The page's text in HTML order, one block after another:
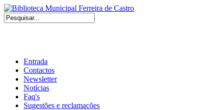
Entrada
Contactos
Newsletter
Notícias
Faq's
Sugestões e reclamações